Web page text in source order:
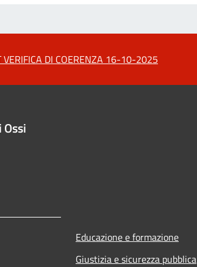
VERIFICA DI COERENZA 16-10-2025
Educazione e formazione
Giustizia e sicurezza pubblica